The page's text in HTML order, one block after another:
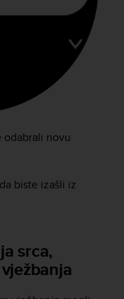
novu
biste izašli iz
srca,